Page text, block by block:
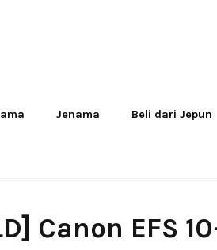
Jenama Beli dari Jepun
Canon EFS